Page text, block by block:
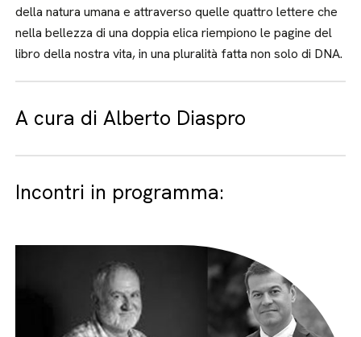
della natura umana e attraverso quelle quattro lettere che
nella bellezza di una doppia elica riempiono le pagine del
libro della nostra vita, in una pluralità fatta non solo di DNA.
A cura di Alberto Diaspro
Incontri in programma: